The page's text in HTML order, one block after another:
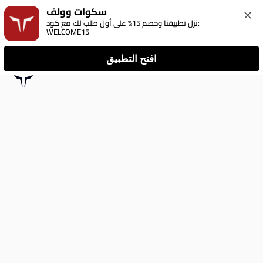
سكوات وولف
نزل تطبيقنا وخصم 15% على أول طلب لك مع كود:
WELCOME15
افتح التطبيق